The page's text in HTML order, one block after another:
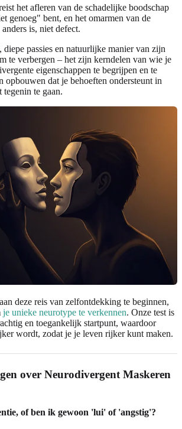
het afleren van de schadelijke boodschap
genoeg" bent, en het omarmen van de
is, niet defect.
diepe passies en natuurlijke manier van zijn
te verbergen – het zijn kerndelen van wie je
eigenschappen te begrijpen en te
opbouwen dat je behoeften ondersteunt in
tegenin te gaan.
deze reis van zelfontdekking te beginnen,
je unieke neurotype te verkennen. Onze test is
en toegankelijk startpunt, waardoor
wordt, zodat je je leven rijker kunt maken.
over Neurodivergent Maskeren
of ben ik gewoon 'lui' of 'angstig'?